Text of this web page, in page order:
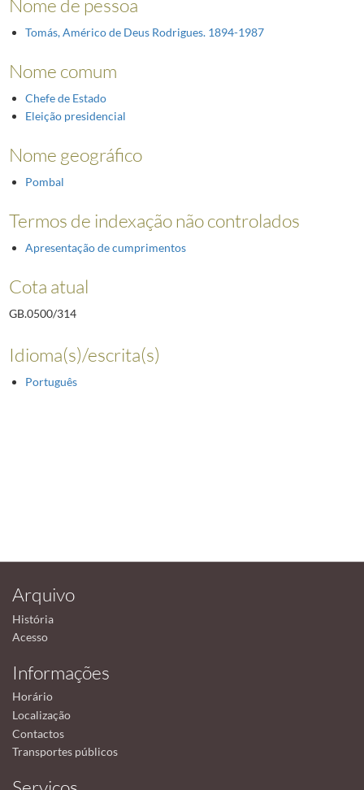
Tomás, Américo de Deus Rodrigues. 1894-1987
Nome comum
Chefe de Estado
Eleição presidencial
Nome geográfico
Pombal
Termos de indexação não controlados
Apresentação de cumprimentos
Cota atual
GB.0500/314
Idioma(s)/escrita(s)
Português
Arquivo
História
Acesso
Informações
Horário
Localização
Contactos
Transportes públicos